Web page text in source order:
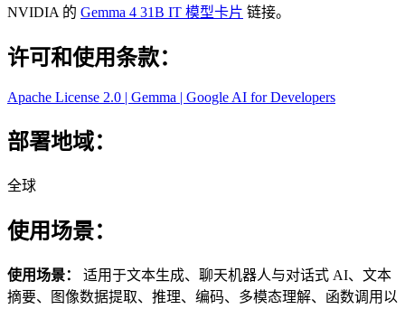
NVIDIA 的 Gemma 4 31B IT 模型卡片 链接。
许可和使用条款：
Apache License 2.0 | Gemma | Google AI for Developers
部署地域：
全球
使用场景：
使用场景：
适用于文本生成、聊天机器人与对话式 AI、文本
摘要、图像数据提取、推理、编码、多模态理解、函数调用以